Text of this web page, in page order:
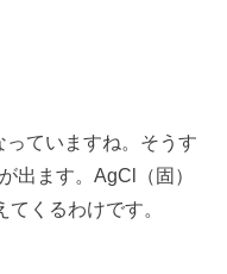
ていますね。そうす
出ます。AgCl（固）
てくるわけです。